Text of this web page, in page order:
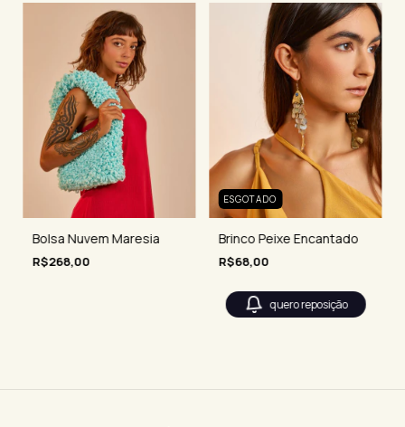
Bolsa Nuvem Maresia
R$268,00
ESGOTADO
Brinco Peixe Encantado
R$68,00
quero reposição